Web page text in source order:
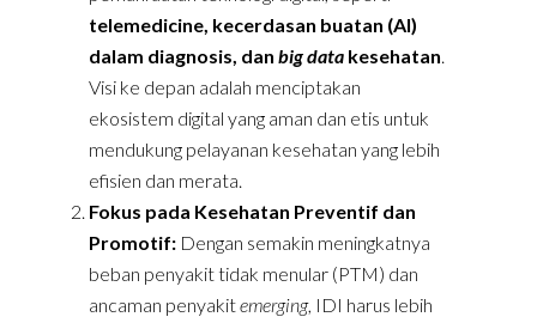
telemedicine, kecerdasan buatan (AI)
dalam diagnosis, dan big data kesehatan.
Visi ke depan adalah menciptakan
ekosistem digital yang aman dan etis untuk
mendukung pelayanan kesehatan yang lebih
efisien dan merata.
Fokus pada Kesehatan Preventif dan
Promotif: Dengan semakin meningkatnya
beban penyakit tidak menular (PTM) dan
ancaman penyakitemerging, IDI harus lebih